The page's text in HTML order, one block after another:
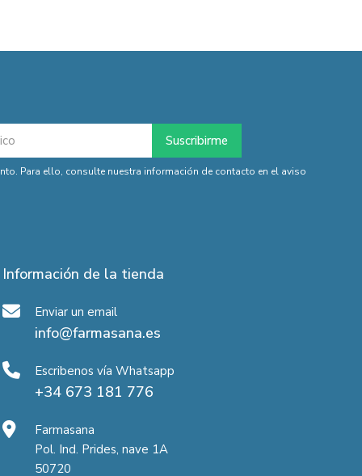
Para ello, consulte nuestra información de contacto en el aviso
Información de la tienda
Enviar un email
info@farmasana.es
Escribenos vía Whatsapp
+34 673 181 776
Farmasana
Pol. Ind. Prides, nave 1A
50720